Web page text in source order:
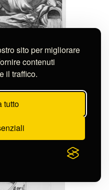
sito per migliorare
contenuti
il traffico.
tutto